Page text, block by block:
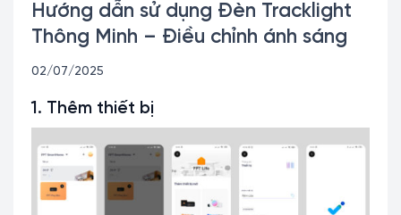
Hướng dẫn sử dụng Đèn Tracklight
Thông Minh – Điều chỉnh ánh sáng
02/07/2025
1. Thêm thiết bị